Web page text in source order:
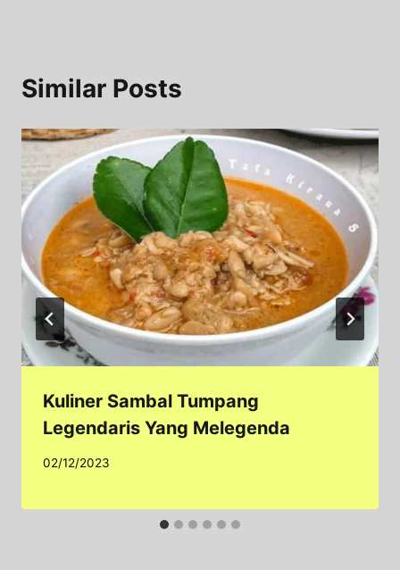
Similar Posts
Kuliner Sambal Tumpang
Legendaris Yang Melegenda
02/12/2023